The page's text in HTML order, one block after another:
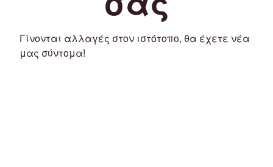
Γίνονται αλλαγές στον ιστότοπο, θα έχετε νέα
μας σύντομα!